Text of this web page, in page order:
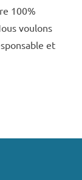
100%
voulons
et